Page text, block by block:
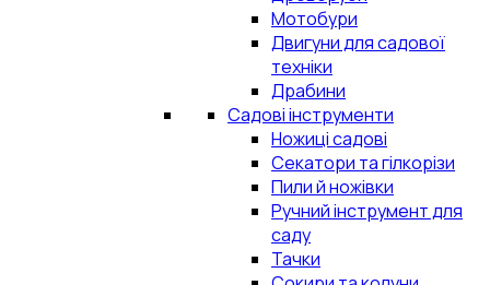
Мотобури
Двигуни для садової
техніки
Драбини
Садові інструменти
Ножиці садові
Секатори та гілкорізи
Пили й ножівки
Ручний інструмент для
саду
Тачки